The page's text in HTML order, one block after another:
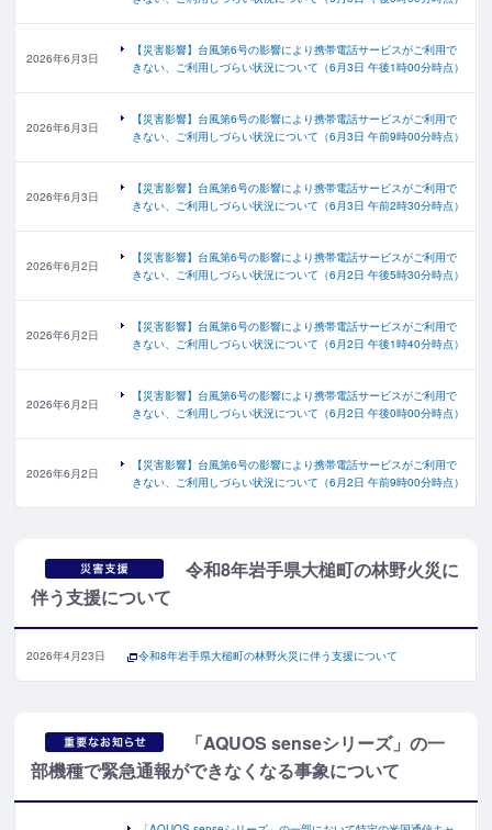
2026年6月3日
【災害影響】台風第6号の影響により携帯電話サービスがご利用で
きない、ご利用しづらい状況について（6月3日 午後1時00分時点）
2026年6月3日
【災害影響】台風第6号の影響により携帯電話サービスがご利用で
きない、ご利用しづらい状況について（6月3日 午前9時00分時点）
2026年6月3日
【災害影響】台風第6号の影響により携帯電話サービスがご利用で
きない、ご利用しづらい状況について（6月3日 午前2時30分時点）
2026年6月2日
【災害影響】台風第6号の影響により携帯電話サービスがご利用で
きない、ご利用しづらい状況について（6月2日 午後5時30分時点）
2026年6月2日
【災害影響】台風第6号の影響により携帯電話サービスがご利用で
きない、ご利用しづらい状況について（6月2日 午後1時40分時点）
2026年6月2日
【災害影響】台風第6号の影響により携帯電話サービスがご利用で
きない、ご利用しづらい状況について（6月2日 午後0時00分時点）
2026年6月2日
【災害影響】台風第6号の影響により携帯電話サービスがご利用で
きない、ご利用しづらい状況について（6月2日 午前9時00分時点）
令和8年岩手県大槌町の林野火災に
伴う支援について
2026年4月23日 令和8年岩手県大槌町の林野火災に伴う支援について
「AQUOS senseシリーズ」の一
部機種で緊急通報ができなくなる事象について